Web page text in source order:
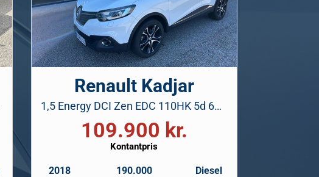
Renault Kadjar
1,5 Energy DCI Zen EDC 110HK 5d 6g Aut.
109.900 kr.
Kontantpris
2018 190.000 Diesel